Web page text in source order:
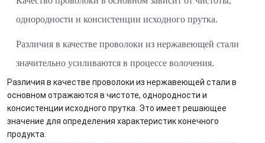
однородности и консистенции исходного прутка.
Различия в качестве проволоки из нержавеющей стали
значительно усиливаются в процессе волочения.
Различия в качестве проволоки из нержавеющей стали в
основном отражаются в чистоте, однородности и
консистенции исходного прутка. Это имеет решающее
значение для определения характеристик конечного
продукта.